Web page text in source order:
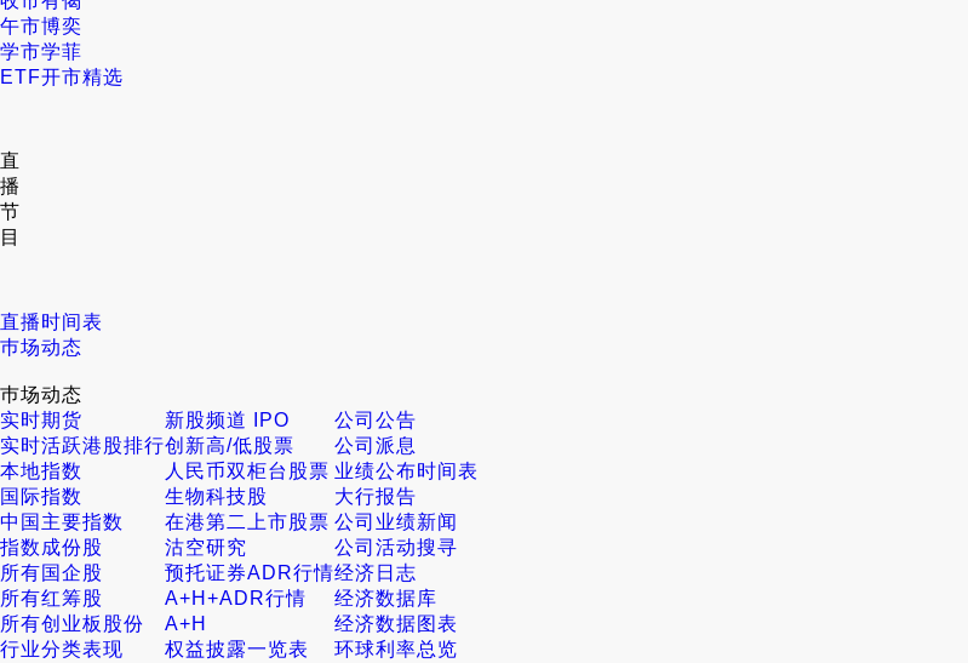
午市博奕
学市学菲
ETF开市精选
直
播
节
目
直播时间表
巿场动态
巿场动态
实时期货
新股频道 IPO
公司公告
实时活跃港股排行创新高/低股票
公司派息
本地指数
人民币双柜台股票 业绩公布时间表
国际指数
生物科技股
大行报告
中国主要指数
在港第二上市股票 公司业绩新闻
指数成份股
沽空研究
公司活动搜寻
所有国企股
预托证券ADR行情经济日志
所有红筹股
A+H+ADR行情
经济数据库
所有创业板股份
A+H
经济数据图表
行业分类表现
权益披露一览表
环球利率总览